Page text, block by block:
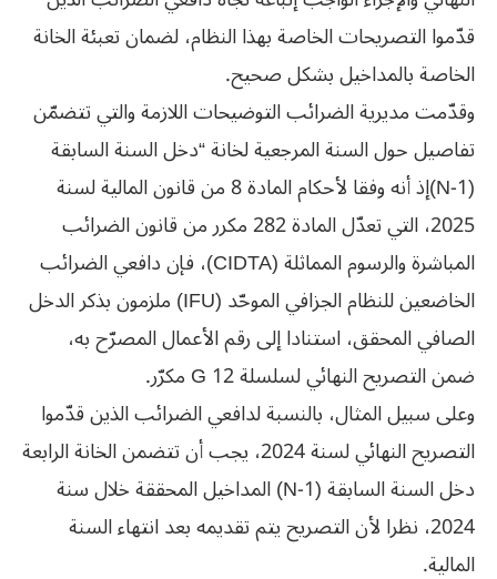
قدّموا التصريحات الخاصة بهذا النظام، لضمان تعبئة الخانة
الخاصة بالمداخيل بشكل صحيح.
وقدّمت مديرية الضرائب التوضيحات اللازمة والتي تتضمّن
تفاصيل حول السنة المرجعية لخانة “دخل السنة السابقة
(N-1)إذ أنه وفقا لأحكام المادة 8 من قانون المالية لسنة
2025، التي تعدّل المادة 282 مكرر من قانون الضرائب
المباشرة والرسوم المماثلة (CIDTA)، فإن دافعي الضرائب
الخاضعين للنظام الجزافي الموحّد (IFU) ملزمون بذكر الدخل
الصافي المحقق، استنادا إلى رقم الأعمال المصرّح به،
ضمن التصريح النهائي لسلسلة G 12 مكرّر.
وعلى سبيل المثال، بالنسبة لدافعي الضرائب الذين قدّموا
التصريح النهائي لسنة 2024، يجب أن تتضمن الخانة الرابعة
دخل السنة السابقة (N-1) المداخيل المحققة خلال سنة
2024، نظرا لأن التصريح يتم تقديمه بعد انتهاء السنة
المالية.